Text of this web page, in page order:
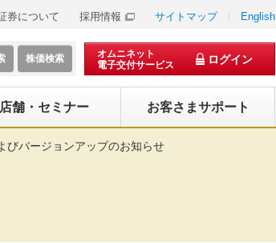
券について 採用情報 サイトマップ English
オムニネット
電子交付サービス
ログイン
店舗・セミナー お客さまサポート
びバージョンアップのお知らせ